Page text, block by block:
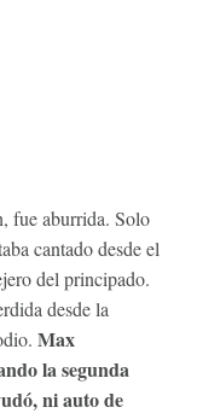
fue aburrida. Solo
cantado desde el
del principado.
desde la
Max
la segunda
ni auto de